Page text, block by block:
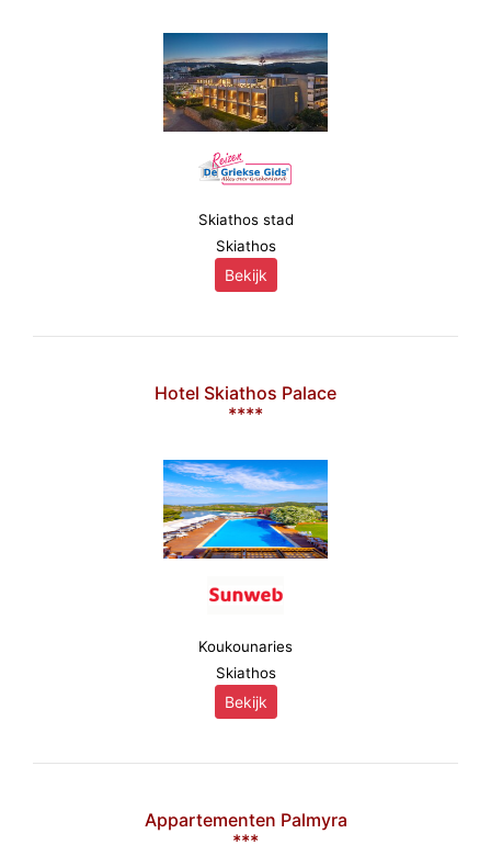
Skiathos stad
Skiathos
Bekijk
Hotel Skiathos Palace
****
Koukounaries
Skiathos
Bekijk
Appartementen Palmyra
***